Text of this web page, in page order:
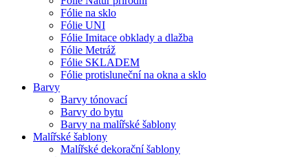
Fólie na sklo
Fólie UNI
Fólie Imitace obklady a dlažba
Fólie Metráž
Fólie SKLADEM
Fólie protisluneční na okna a sklo
Barvy
Barvy tónovací
Barvy do bytu
Barvy na malířské šablony
Malířské šablony
Malířské dekorační šablony